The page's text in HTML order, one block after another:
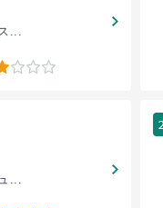
...
...